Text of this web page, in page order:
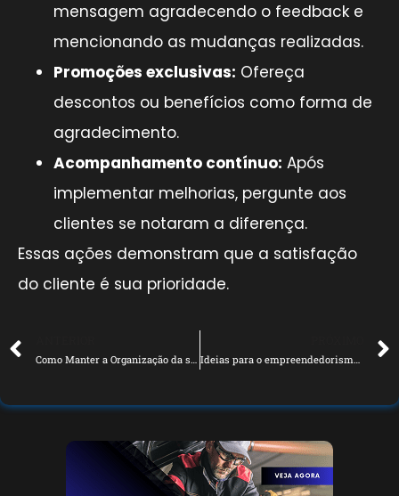
mensagem agradecendo o feedback e
mencionando as mudanças realizadas.
Promoções exclusivas: Ofereça
descontos ou benefícios como forma de
agradecimento.
Acompanhamento contínuo: Após
implementar melhorias, pergunte aos
clientes se notaram a diferença.
Essas ações demonstram que a satisfação
do cliente é sua prioridade.
Como Manter a Organização da sua Oficina Mecânica e Auto Center Ideias para o empreendedorismo no setor automotivo